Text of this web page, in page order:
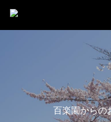
百楽園からの